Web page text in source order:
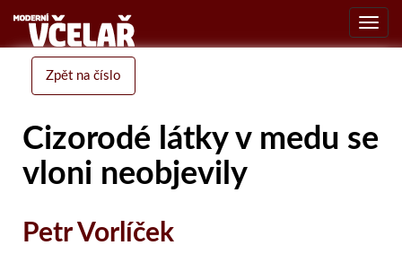
Zpět na číslo
Cizorodé látky v medu se
vloni neobjevily
Petr Vorlíček